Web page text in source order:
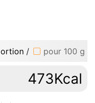
/ pour 100 g
473Kcal